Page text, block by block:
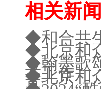
相关新闻
◆和合共
◆北京和
举工作
◆翰墨歌
幕
◆北京和